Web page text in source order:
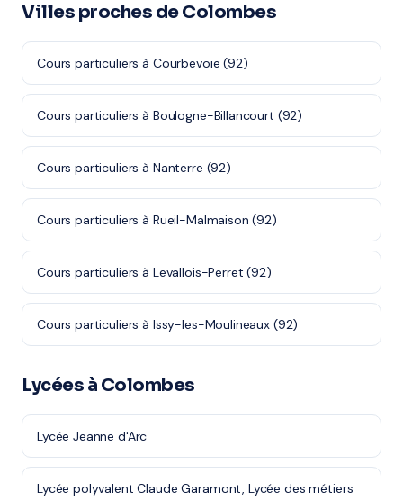
Villes proches de Colombes
Cours particuliers à Courbevoie (92)
Cours particuliers à Boulogne-Billancourt (92)
Cours particuliers à Nanterre (92)
Cours particuliers à Rueil-Malmaison (92)
Cours particuliers à Levallois-Perret (92)
Cours particuliers à Issy-les-Moulineaux (92)
Lycées à Colombes
Lycée Jeanne d'Arc
Lycée polyvalent Claude Garamont, Lycée des métiers